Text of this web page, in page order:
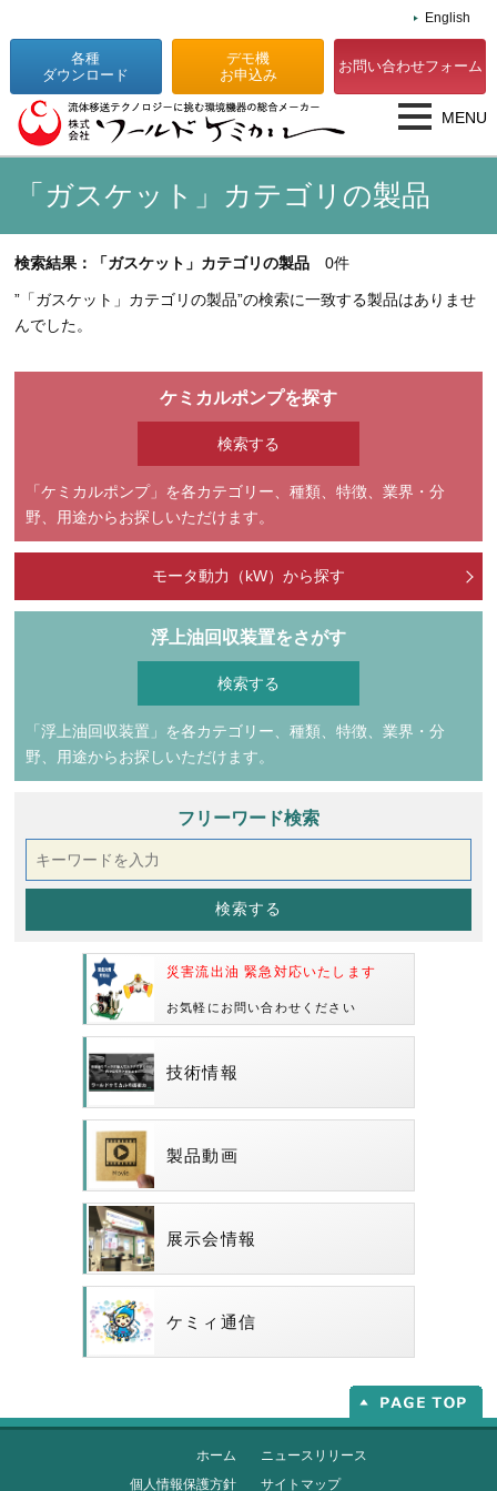
English
各種
ダウンロード
デモ機
お申込み
お問い合わせフォーム
MENU
「ガスケット」カテゴリの製品
検索結果：「ガスケット」カテゴリの製品 0件
”「ガスケット」カテゴリの製品”の検索に一致する製品はありませ
んでした。
ケミカルポンプを探す
「ケミカルポンプ」を各カテゴリー、種類、特徴、業界・分
野、用途からお探しいただけます。
モータ動力（kW）から探す
浮上油回収装置をさがす
「浮上油回収装置」を各カテゴリー、種類、特徴、業界・分
野、用途からお探しいただけます。
フリーワード検索
災害流出油 緊急対応いたします
お気軽にお問い合わせください
技術情報
製品動画
展示会情報
ケミィ通信
ホーム
ニュースリリース
個人情報保護方針
サイトマップ